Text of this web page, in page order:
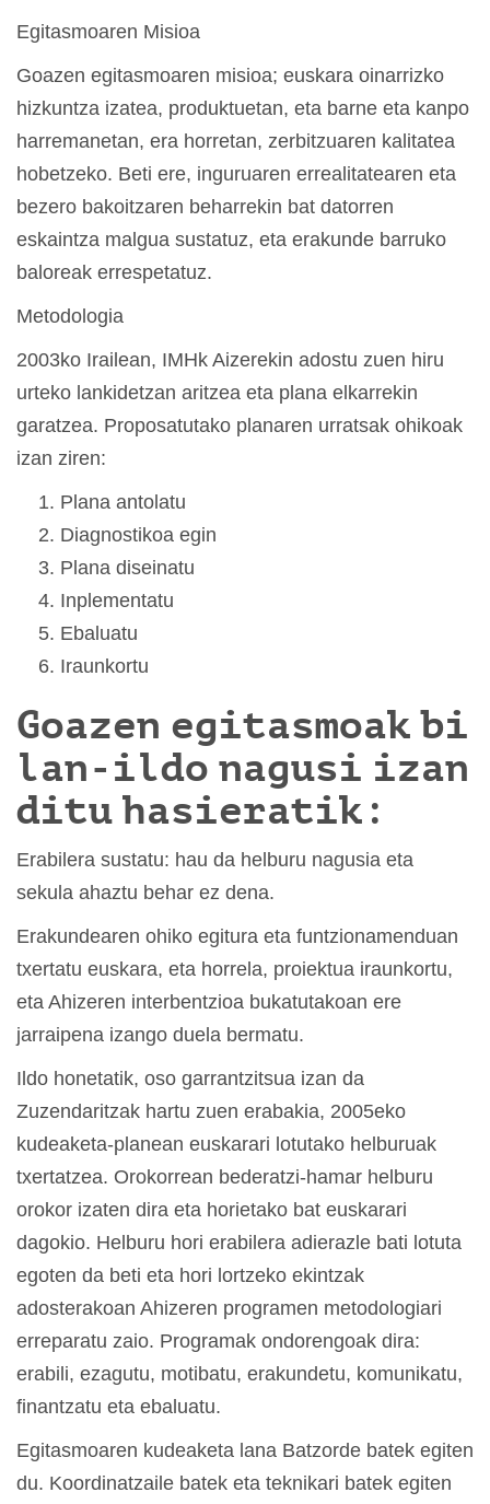
Egitasmoaren Misioa
Goazen egitasmoaren misioa; euskara oinarrizko
hizkuntza izatea, produktuetan, eta barne eta kanpo
harremanetan, era horretan, zerbitzuaren kalitatea
hobetzeko. Beti ere, inguruaren errealitatearen eta
bezero bakoitzaren beharrekin bat datorren
eskaintza malgua sustatuz, eta erakunde barruko
baloreak errespetatuz.
Metodologia
2003ko Irailean, IMHk Aizerekin adostu zuen hiru
urteko lankidetzan aritzea eta plana elkarrekin
garatzea. Proposatutako planaren urratsak ohikoak
izan ziren:
Plana antolatu
Diagnostikoa egin
Plana diseinatu
Inplementatu
Ebaluatu
Iraunkortu
Goazen egitasmoak bi
lan-ildo nagusi izan
ditu hasieratik:
Erabilera sustatu: hau da helburu nagusia eta
sekula ahaztu behar ez dena.
Erakundearen ohiko egitura eta funtzionamenduan
txertatu euskara, eta horrela, proiektua iraunkortu,
eta Ahizeren interbentzioa bukatutakoan ere
jarraipena izango duela bermatu.
Ildo honetatik, oso garrantzitsua izan da
Zuzendaritzak hartu zuen erabakia, 2005eko
kudeaketa-planean euskarari lotutako helburuak
txertatzea. Orokorrean bederatzi-hamar helburu
orokor izaten dira eta horietako bat euskarari
dagokio. Helburu hori erabilera adierazle bati lotuta
egoten da beti eta hori lortzeko ekintzak
adosterakoan Ahizeren programen metodologiari
erreparatu zaio. Programak ondorengoak dira:
erabili, ezagutu, motibatu, erakundetu, komunikatu,
finantzatu eta ebaluatu.
Egitasmoaren kudeaketa lana Batzorde batek egiten
du. Koordinatzaile batek eta teknikari batek egiten